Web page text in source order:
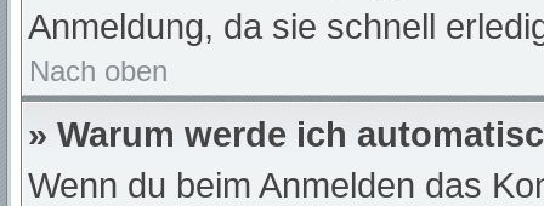
Anmeldung, da sie schnell
Nach oben
» Warum werde ich
Wenn du beim Anmelden das